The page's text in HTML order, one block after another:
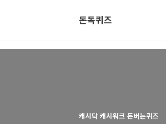
돈독퀴즈
캐시닥 캐시워크 돈버는퀴즈